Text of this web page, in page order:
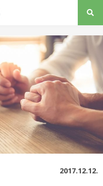
2017.12.12.